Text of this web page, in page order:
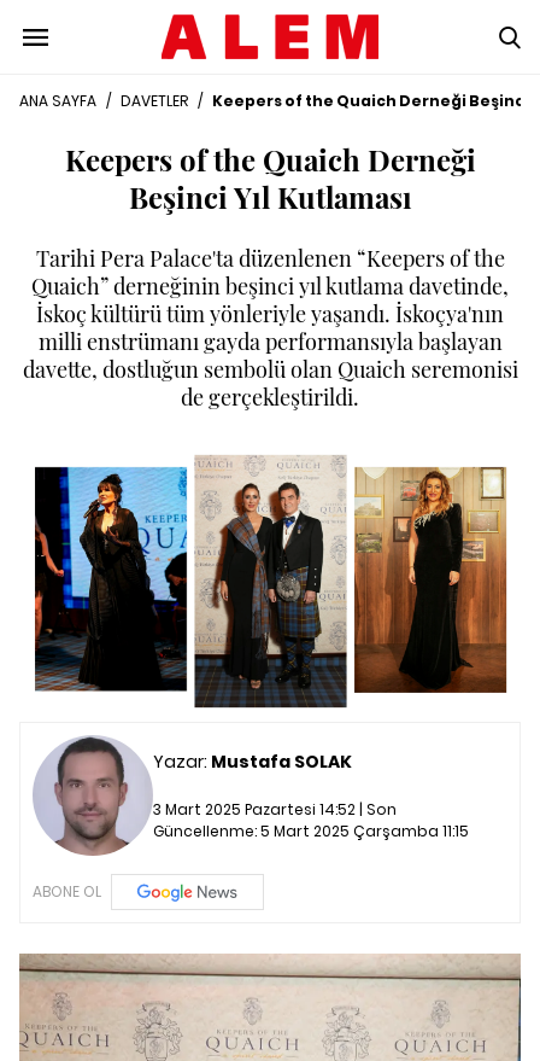
ANA SAYFA / DAVETLER / Keepers of the Quaich Derneği Beşinci
Keepers of the Quaich Derneği
Beşinci Yıl Kutlaması
Tarihi Pera Palace'ta düzenlenen “Keepers of the
Quaich” derneğinin beşinci yıl kutlama davetinde,
İskoç kültürü tüm yönleriyle yaşandı. İskoçya'nın
milli enstrümanı gayda performansıyla başlayan
davette, dostluğun sembolü olan Quaich seremonisi
de gerçekleştirildi.
Yazar: Mustafa SOLAK
3 Mart 2025 Pazartesi 14:52 | Son
Güncellenme:5 Mart 2025 Çarşamba 11:15
ABONE OL